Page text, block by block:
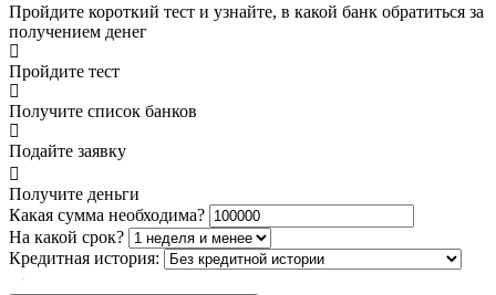
Пройдите короткий тест и узнайте, в какой банк обратиться за
получением денег
Пройдите тест
Получите список банков
Подайте заявку
Получите деньги
Какая сумма необходима?
На какой срок?
Кредитная история: